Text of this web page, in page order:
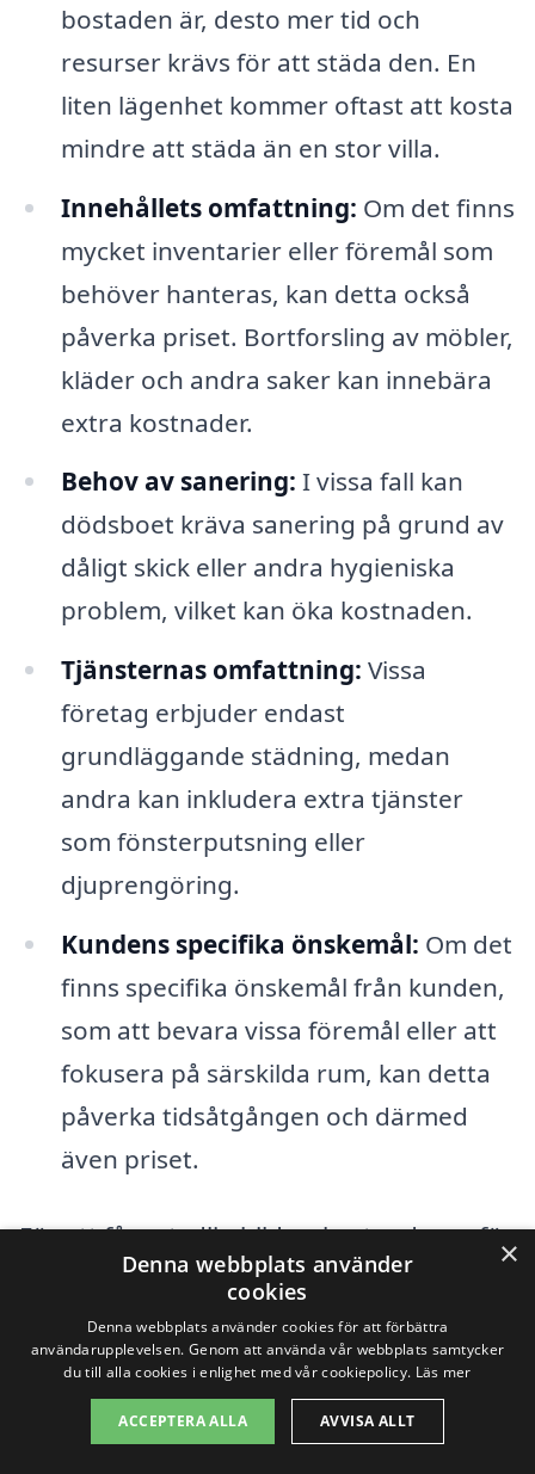
bostaden är, desto mer tid och
resurser krävs för att städa den. En
liten lägenhet kommer oftast att kosta
mindre att städa än en stor villa.
Innehållets omfattning: Om det finns
mycket inventarier eller föremål som
behöver hanteras, kan detta också
påverka priset. Bortforsling av möbler,
kläder och andra saker kan innebära
extra kostnader.
Behov av sanering: I vissa fall kan
dödsboet kräva sanering på grund av
dåligt skick eller andra hygieniska
problem, vilket kan öka kostnaden.
Tjänsternas omfattning: Vissa
företag erbjuder endast
grundläggande städning, medan
andra kan inkludera extra tjänster
som fönsterputsning eller
djuprengöring.
Kundens specifika önskemål: Om det
finns specifika önskemål från kunden,
som att bevara vissa föremål eller att
fokusera på särskilda rum, kan detta
påverka tidsåtgången och därmed
även priset.
För att få en tydlig bild av kostnaderna för
dödsbostädning i Äspered är det en bra
idé att jämföra olika offerter från företag i
området. På vår plattform kan du enkelt
få flera offerter från olika städfirmor som
specialiserar sig på dödsbostädning.
×
Denna webbplats använder
cookies
Denna webbplats använder cookies för att förbättra
användarupplevelsen. Genom att använda vår webbplats samtycker
du till alla cookies i enlighet med vår cookiepolicy. Läs mer
ACCEPTERA ALLA AVVISA ALLT